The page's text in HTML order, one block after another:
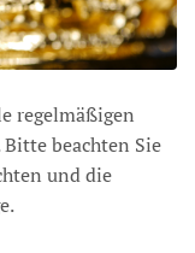
regelmäßigen
beachten Sie
und die